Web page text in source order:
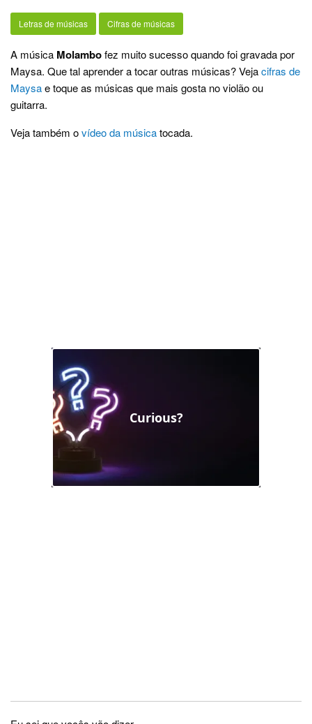
Letras de músicas Cifras de músicas
A música Molambofez muito sucesso quando foi gravada por
Maysa. Que tal aprender a tocar outras músicas? Vejacifras de
Maysae toque as músicas que mais gosta no violão ou
guitarra.
Veja também ovídeo da músicatocada.